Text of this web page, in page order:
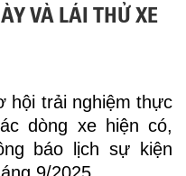
VÀ LÁI THỬ XE
hội trải nghiệm thực
dòng xe hiện có,
báo lịch sự kiện